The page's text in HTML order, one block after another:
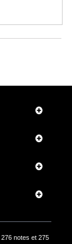
276 notes et 275